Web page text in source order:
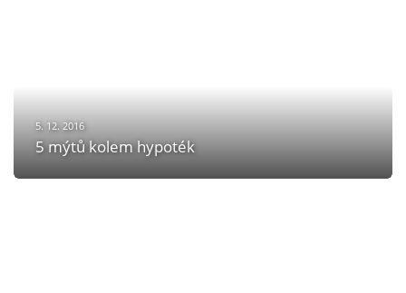
5. 12. 2016
5 mýtů kolem hypoték